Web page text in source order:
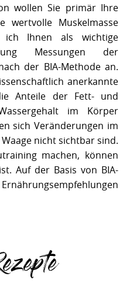
wollen Sie primär Ihre
Muskelmasse
ich Ihnen als wichtige
Messungen der
der BIA-Methode an.
anerkannte
Anteile der Fett- und
im Körper
sich Veränderungen im
nicht sichtbar sind.
machen, können
Auf der Basis von BIA-